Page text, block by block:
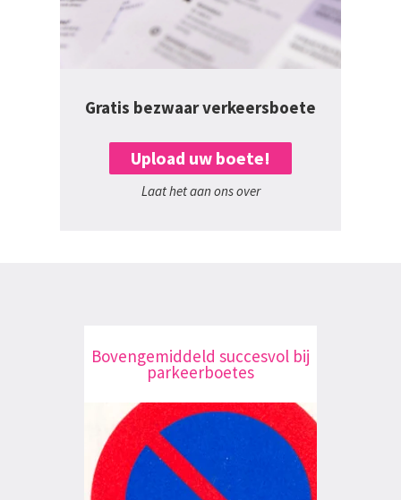
Gratis bezwaar verkeersboete
Upload uw boete!
Laat het aan ons over
Bovengemiddeld succesvol bij
parkeerboetes